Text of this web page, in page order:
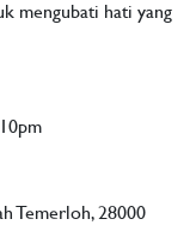
mengubati hati yang
Temerloh, 28000